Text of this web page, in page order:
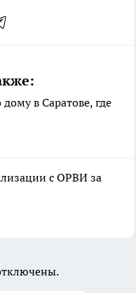
в Саратове, где
с ОРВИ за